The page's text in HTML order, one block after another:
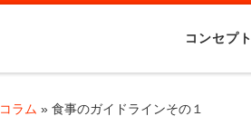
コンセプト
コラム » 食事のガイドラインその１